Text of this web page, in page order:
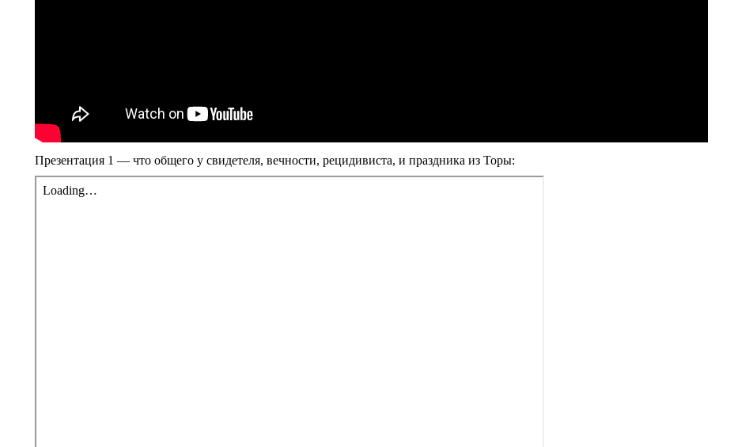
Презентация 1 — что общего у свидетеля, вечности, рецидивиста, и праздника из Торы: